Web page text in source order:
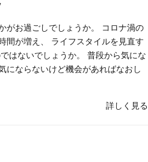
がお過ごしでしょうか。 コロナ渦の
間が増え、 ライフスタイルを見直す
はないでしょうか。 普段から気にな
にならないけど機会があればなおし
詳しく見る